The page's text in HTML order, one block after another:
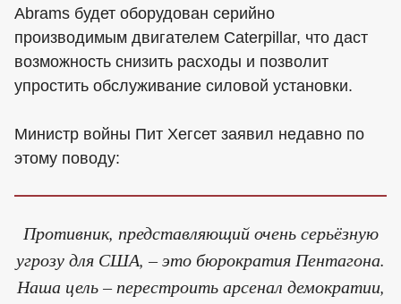
Abrams будет оборудован серийно
производимым двигателем Caterpillar, что даст
возможность снизить расходы и позволит
упростить обслуживание силовой установки.
Министр войны Пит Хегсет заявил недавно по
этому поводу:
Противник, представляющий очень серьёзную
угрозу для США, – это бюрократия Пентагона.
Наша цель – перестроить арсенал демократии,